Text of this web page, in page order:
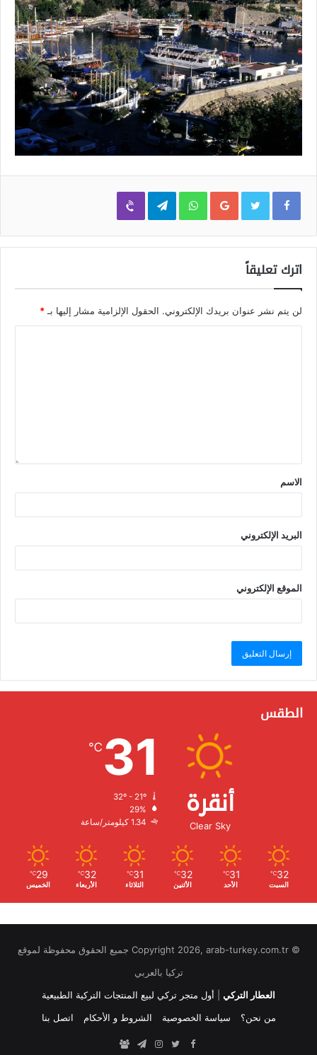
Google+
WhatsApp
Telegram
Viber
اترك تعليقاً
لن يتم نشر عنوان بريدك الإلكتروني. الحقول الإلزامية مشار إليها بـ *
الاسم
البريد الإلكتروني
الموقع الإلكتروني
الطقس
أنقرة
Clear Sky
31
℃
الرطوبة:
الرياح:
32
℃
السبت
31
℃
الأحد
32
℃
الأثنين
31
℃
الثلاثاء
32
℃
الأربعاء
29
℃
الخميس
© Copyright 2026, arab-turkey.com.tr جميع الحقوق محفوظة لموقع
تركيا بالعربي
العطار التركي
أول متجر تركي لبيع المنتجات التركية الطبيعية
من نحن؟
سياسة الخصوصية الشروط و الأحكام اتصل بنا